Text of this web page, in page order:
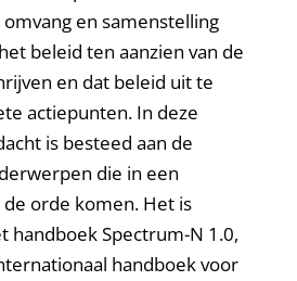
en samenstelling
beleid ten aanzien van de
en dat beleid uit te
actiepunten. In deze
is besteed aan de
die in een
orde komen. Het is
handboek Spectrum-N 1.0,
handboek voor